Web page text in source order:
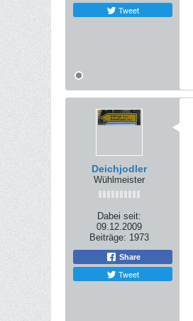
Tweet
Deichjodler
Wühlmeister
Dabei seit:
09.12.2009
Beiträge: 1973
Share
Tweet